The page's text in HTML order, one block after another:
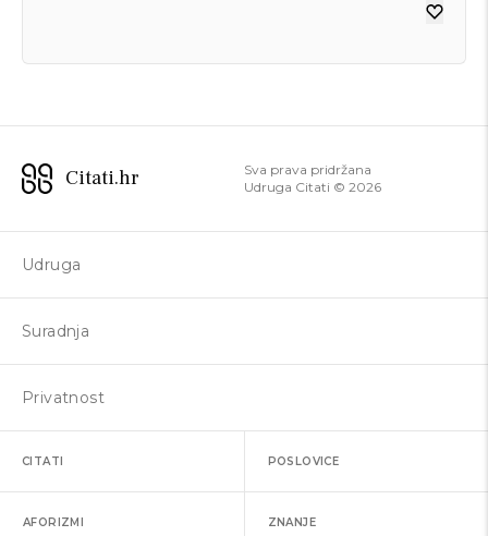
Citati.hr
Sva prava pridržana
Udruga Citati © 2026
Udruga
Suradnja
Privatnost
CITATI POSLOVICE
AFORIZMI ZNANJE